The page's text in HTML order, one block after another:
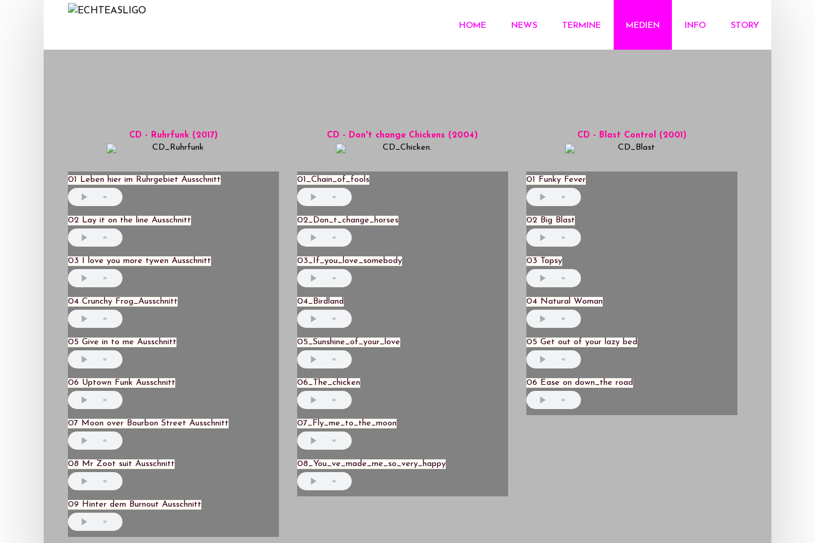
HOME NEWS TERMINE MEDIEN INFO STORY
CD - Ruhrfunk (2017)
01 Leben hier im Ruhrgebiet Ausschnitt
02 Lay it on the line Ausschnitt
03 I love you more tywen Ausschnitt
04 Crunchy Frog_Ausschnitt
05 Give in to me Ausschnitt
06 Uptown Funk Ausschnitt
07 Moon over Bourbon Street Ausschnitt
08 Mr Zoot suit Ausschnitt
09 Hinter dem Burnout Ausschnitt
CD - Don't change Chickens (2004)
01_Chain_of_fools
02_Don_t_change_horses
03_If_you_love_somebody
04_Birdland
05_Sunshine_of_your_love
06_The_chicken
07_Fly_me_to_the_moon
08_You_ve_made_me_so_very_happy
CD - Blast Control (2001)
01 Funky Fever
02 Big Blast
03 Topsy
04 Natural Woman
05 Get out of your lazy bed
06 Ease on down_the road